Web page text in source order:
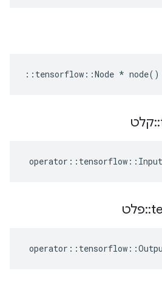
:: tensorflow ::Node * node()
::קלט
operator :: tensorflow :: Input
::פלט
operator :: tensorflow ::